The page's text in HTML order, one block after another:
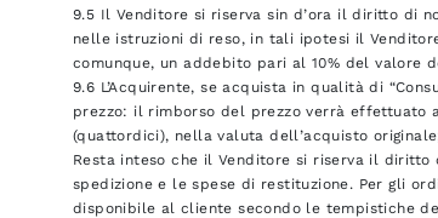
9.5 Il Venditore si riserva sin d’ora il diritto di
nelle istruzioni di reso, in tali ipotesi il
comunque, un addebito pari al 10% del valore
9.6 L’Acquirente, se acquista in qualità di
prezzo: il rimborso del prezzo verrà effettuato
(quattordici), nella valuta dell’acquisto
Resta inteso che il Venditore si riserva il
spedizione e le spese di restituzione. Per gli
disponibile al cliente secondo le tempistiche